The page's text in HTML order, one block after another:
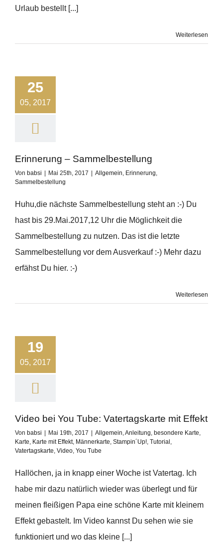
Urlaub bestellt [...]
Weiterlesen
25
05, 2017
Erinnerung – Sammelbestellung
Von babsi Mai 25th, 2017 Allgemein, Erinnerung,
Sammelbestellung
Huhu,die nächste Sammelbestellung steht an :-) Du
hast bis 29.Mai.2017,12 Uhr die Möglichkeit die
Sammelbestellung zu nutzen. Das ist die letzte
Sammelbestellung vor dem Ausverkauf :-) Mehr dazu
erfähst Du hier. :-)
Weiterlesen
19
05, 2017
Video bei You Tube: Vatertagskarte mit Effekt
Von babsi Mai 19th, 2017 Allgemein,Anleitung, besondere Karte,
Karte, Karte mit Effekt, Männerkarte, Stampin´Up!, Tutorial ,
Vatertagskarte, Video, You Tube
Hallöchen, ja in knapp einer Woche ist Vatertag. Ich
habe mir dazu natürlich wieder was überlegt und für
meinen fleißigen Papa eine schöne Karte mit kleinem
Effekt gebastelt. Im Video kannst Du sehen wie sie
funktioniert und wo das kleine [...]